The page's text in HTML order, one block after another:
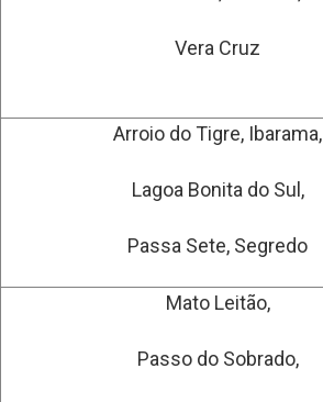
Vera Cruz
Arroio do Tigre, Ibarama,
Lagoa Bonita do Sul,
Passa Sete, Segredo
Mato Leitão,
Passo do Sobrado,